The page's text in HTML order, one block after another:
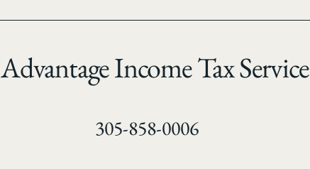
Advantage Income Tax Service
305-858-0006